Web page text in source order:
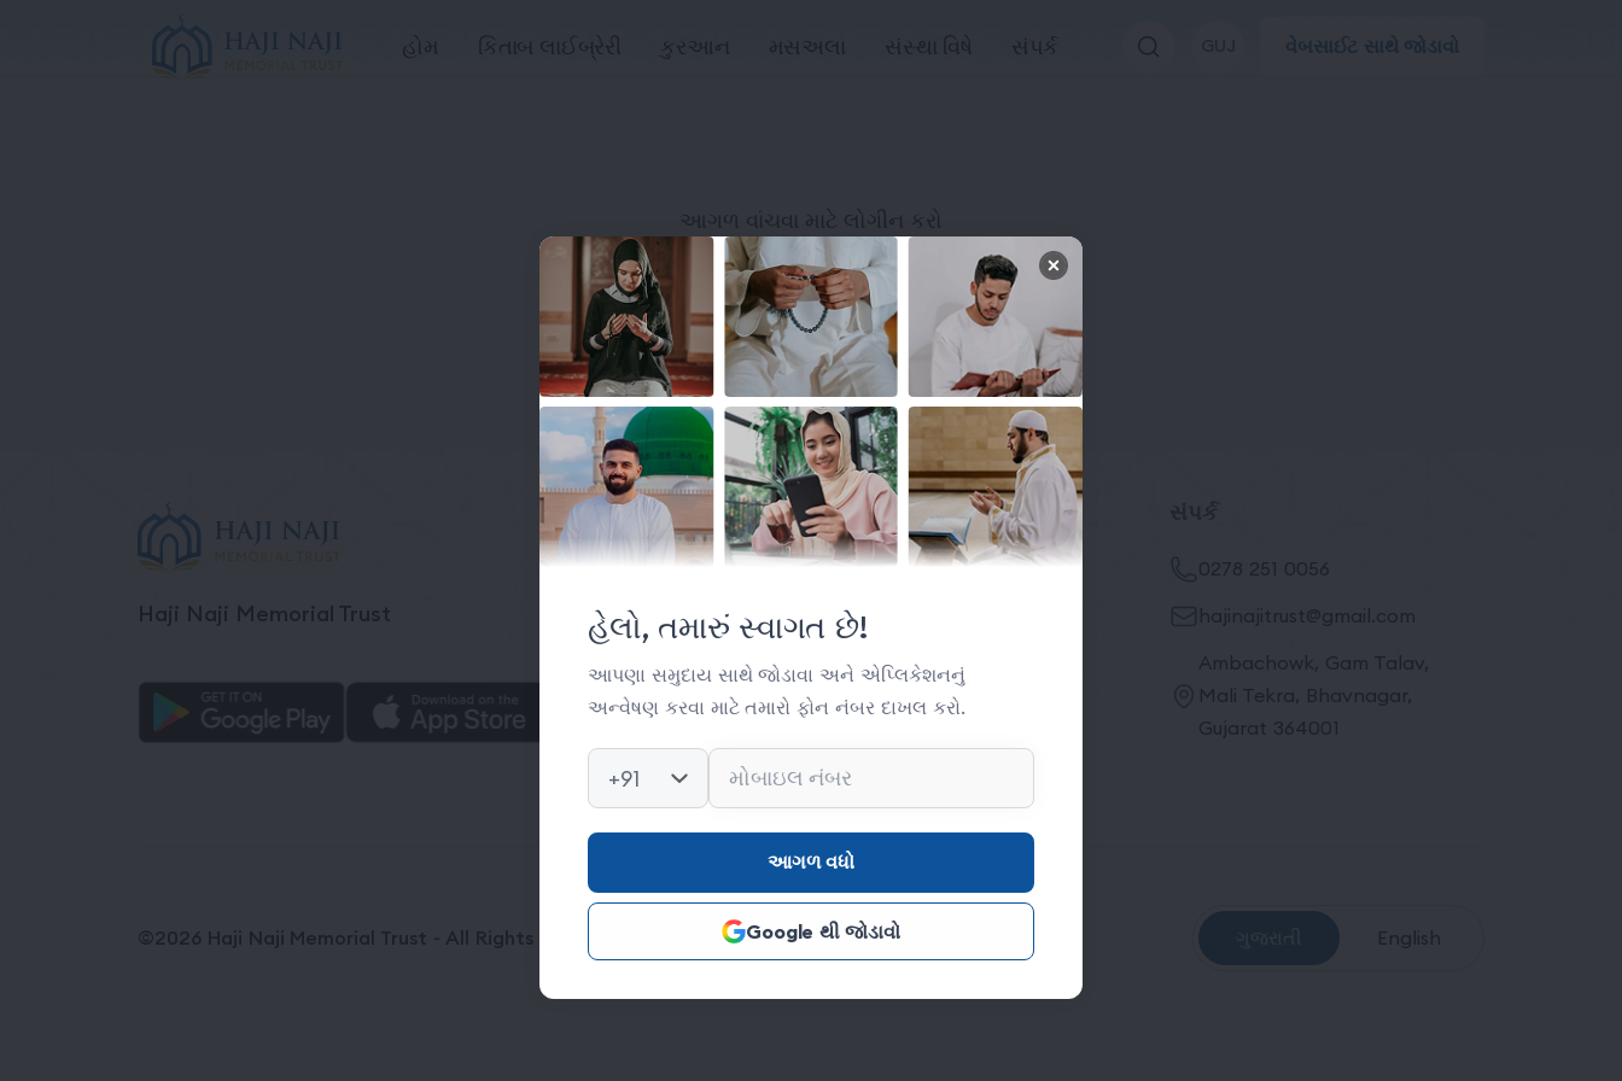
હોમ કિતાબ લાઈબ્રેરી કુરઆન મસઅલા સંસ્થા વિષે સંપર્ક GUJ વેબસાઈટ સાથે જોડાવો
આગળ વાંચવા માટે લોગીન કરો
લોગિન
Haji Naji Memorial Trust
લિંક્સ
મહત્વપૂર્ણ લિંક્સ
સંપર્ક
કિતાબ લાઈબ્રેરી
ફોટો ગેલેરી
0278 251 0056
hajinajitrust@gmail.com
Ambachowk, Gam Talav,
Mali Tekra, Bhavnagar,
Gujarat 364001
©2026 Haji Naji Memorial Trust - All Rights Reserved Credits: ગુજરાતી English
હેલો, તમારું સ્વાગત છે!
આપણા સમુદાય સાથે જોડાવા અને એપ્લિકેશનનું
અન્વેષણ કરવા માટે તમારો ફોન નંબર દાખલ કરો.
+91
આગળ વધો
Google થી જોડાવો